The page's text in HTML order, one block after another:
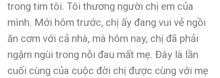
trong tim tôi. Tôi thương người chị em của
mình. Mới hôm trước, chị ấy đang vui vẻ ngồi
ăn cơm với cả nhà, mà hôm nay, chị đã phải
ngậm ngùi trong nỗi đau mất mẹ. Đây là lần
cuối cùng của cuộc đời chị được cùng với mẹ